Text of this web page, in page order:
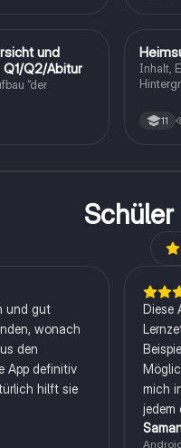
und
Q2/Abitur
“der
Inhalt,
11
und gut
wonach
den
App definitiv
hilft sie
Diese
mich
jedem